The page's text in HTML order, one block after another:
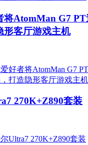
将AtomMan G7
形客厅游戏主机
270K+Z890套装